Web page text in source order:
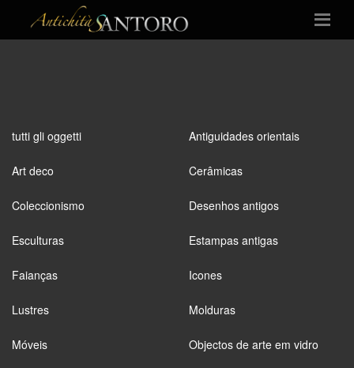
tutti gli oggetti Antiguidades orientais
Art deco Cerâmicas
Coleccionismo Desenhos antigos
Esculturas Estampas antigas
Faianças Icones
Lustres Molduras
Móveis Objectos de arte em vidro